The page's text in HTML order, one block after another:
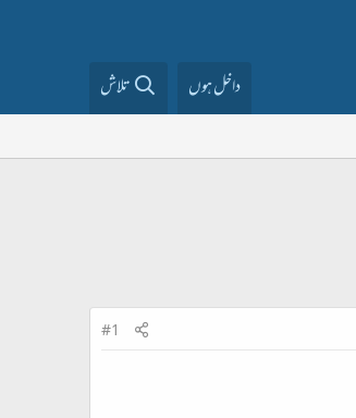
داخل ہوں تلاش
#1